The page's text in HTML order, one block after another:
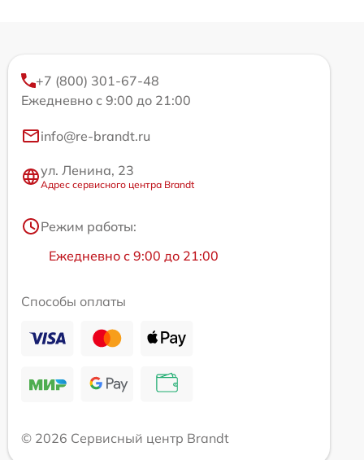
+7 (800) 301-67-48
Ежедневно с 9:00 до 21:00
info@re-brandt.ru
ул. Ленина, 23
Адрес сервисного центра Brandt
Режим работы:
Ежедневно с 9:00 до 21:00
Способы оплаты
© 2026 Сервисный центр Brandt